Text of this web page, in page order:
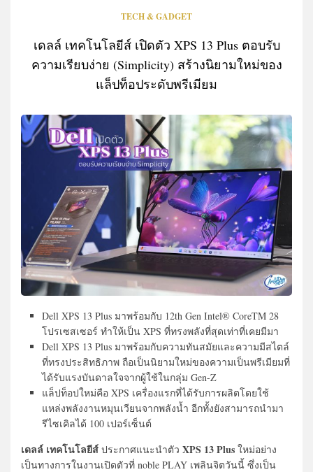
TECH & GADGET
เดลล์ เทคโนโลยีส์ เปิดตัว XPS 13 Plus ตอบรับ
ความเรียบง่าย (Simplicity) สร้างนิยามใหม่ของ
แล็ปท็อประดับพรีเมียม
Dell XPS 13 Plus มาพร้อมกับ 12th Gen Intel® CoreTM 28
โปรเซสเซอร์ ทำให้เป็น XPS ที่ทรงพลังที่สุดเท่าที่เคยมีมา
Dell XPS 13 Plus มาพร้อมกับความทันสมัยและความมีสไตล์
ที่ทรงประสิทธิภาพ ถือเป็นนิยามใหม่ของความเป็นพรีเมียมที่
ได้รับแรงบันดาลใจจากผู้ใช้ในกลุ่ม Gen-Z
แล็ปท็อปใหม่คือ XPS เครื่องแรกที่ได้รับการผลิตโดยใช้
แหล่งพลังงานหมุนเวียนจากพลังน้ำ อีกทั้งยังสามารถนำมา
รีไซเคิลได้ 100 เปอร์เซ็นต์
เดลล์ เทคโนโลยีส์ ประกาศแนะนำตัว XPS 13 Plus ใหม่อย่าง
เป็นทางการในงานเปิดตัวที่ noble PLAY เพลินจิตวันนี้ ซึ่งเป็น